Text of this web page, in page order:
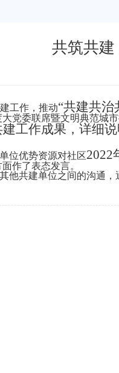
共筑共
工作，推动“共建共治
党委联席暨文明典范城市
建工作成果，详细
位优势资源对社区2022
作了表态发言。
他共建单位之间的沟通，